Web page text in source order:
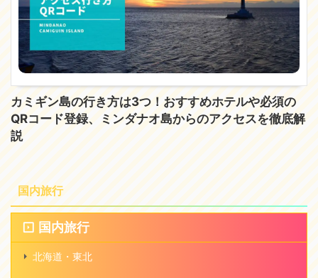
カミギン島の行き方は3つ！おすすめホテルや必須の
QRコード登録、ミンダナオ島からのアクセスを徹底解
説
国内旅行
国内旅行
北海道・東北